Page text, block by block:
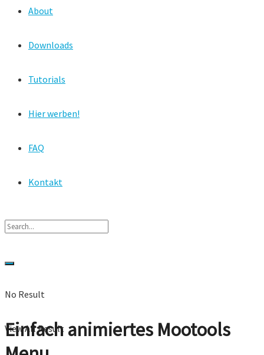
About
Downloads
Tutorials
Hier werben!
FAQ
Kontakt
No Result
View All Result
Einfach animiertes Mootools